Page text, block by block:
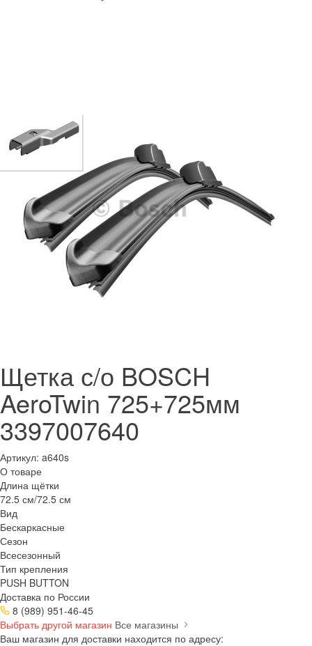
Щетка с/о BOSCH
AeroTwin 725+725мм
3397007640
Артикул: a640s
О товаре
Длина щётки
72.5 см/72.5 см
Вид
Бескаркасные
Сезон
Всесезонный
Тип крепления
PUSH BUTTON
Доставка по России
8 (989) 951-46-45
Выбрать другой магазин Все магазины
Ваш магазин для доставки находится по адресу: